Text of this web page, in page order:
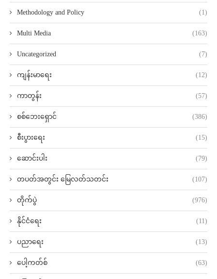
Methodology and Policy (1)
Multi Media (163)
Uncategorized (7)
ကျန်းမာရေး (12)
ကာတွန်း (57)
စစ်ဘေးရှောင် (386)
စီးပွားရေး (15)
ဆောင်းပါး (79)
တပတ်အတွင်း မြေလတ်သတင်း (107)
တိုက်ပွဲ (976)
နိုင်ငံရေး (11)
ပညာရေး (13)
ပေါ့ကတ်စ် (63)